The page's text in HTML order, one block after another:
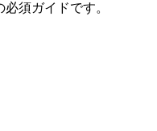
須ガイドです。